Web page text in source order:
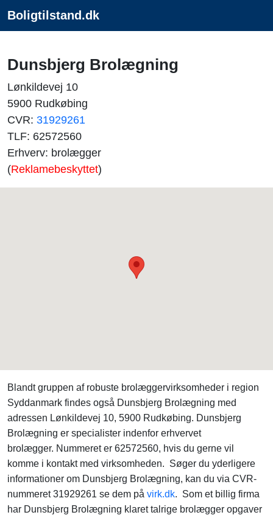
Boligtilstand.dk
Dunsbjerg Brolægning
Lønkildevej 10
5900 Rudkøbing
CVR: 31929261
TLF: 62572560
Erhverv: brolægger
(Reklamebeskyttet)
Blandt gruppen af robuste brolæggervirksomheder i region
Syddanmark findes også Dunsbjerg Brolægning med
adressen Lønkildevej 10, 5900 Rudkøbing. Dunsbjerg
Brolægning er specialister indenfor erhvervet
brolægger. Nummeret er 62572560, hvis du gerne vil
komme i kontakt med virksomheden. Søger du yderligere
informationer om Dunsbjerg Brolægning, kan du via CVR-
nummeret 31929261 se dem på virk.dk. Som et billig firma
har Dunsbjerg Brolægning klaret talrige brolægger opgaver